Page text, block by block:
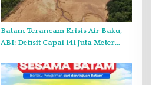
Batam Terancam Krisis Air Baku,
ABI: Defisit Capai 141 Juta Meter